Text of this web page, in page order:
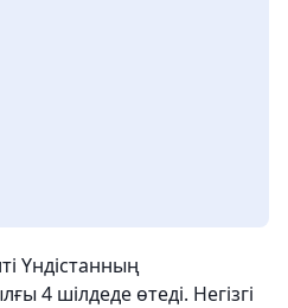
Үндістанның
4 шілдеде өтеді. Негізгі